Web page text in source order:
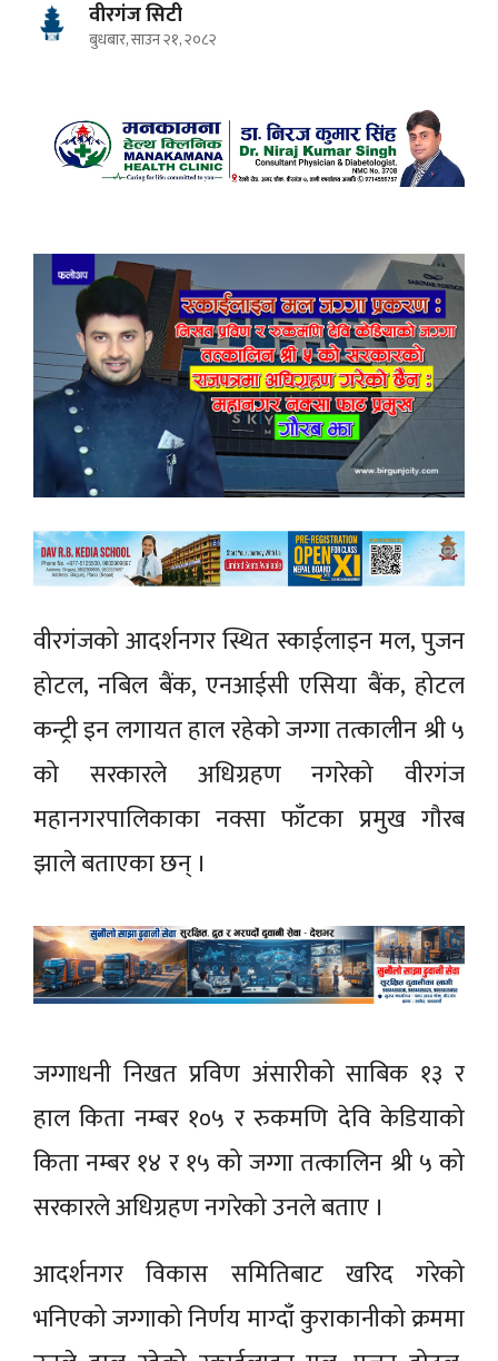
वीरगंज सिटी
बुधबार, साउन २१, २०८२
वीरगंजकोआदर्शनगर स्थितस्काईलाइनमल, पुजन
होटल, नबिल बैंक,एनआईसी एसिया बैंक,होटल
कन्ट्रीइन लगायत हाल रहेको जग्गातत्कालीनश्री ५
को सरकारले अधिग्रहणनगरेको वीरगंज
महानगरपालिकाका नक्सा फाँटका प्रमुख गौरब
झाले बताएका छन् ।
जग्गाधनी निखतप्रविण अंसारीकोसाबिक १३ र
हालकिता नम्बर १०५ ररुकमणि देविकेडियाको
कितानम्बर १४ र १५ को जग्गातत्कालिन श्री ५ को
सरकारले अधिग्रहण नगरेको उनले बताए ।
आदर्शनगर विकास समितिबाट खरिद गरेको
भनिएको जग्गाको निर्णयमाग्दाँकुराकानीको क्रममा